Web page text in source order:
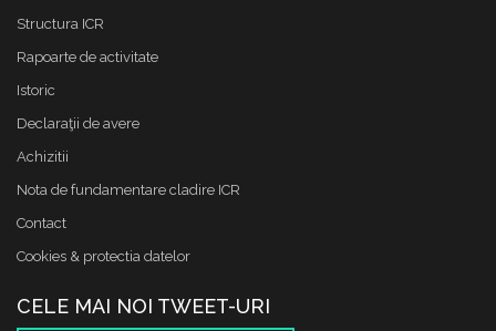
Structura ICR
Rapoarte de activitate
Istoric
Declaraţii de avere
Achizitii
Nota de fundamentare cladire ICR
Contact
Cookies & protectia datelor
CELE MAI NOI TWEET-URI